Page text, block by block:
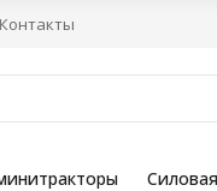
Контакты